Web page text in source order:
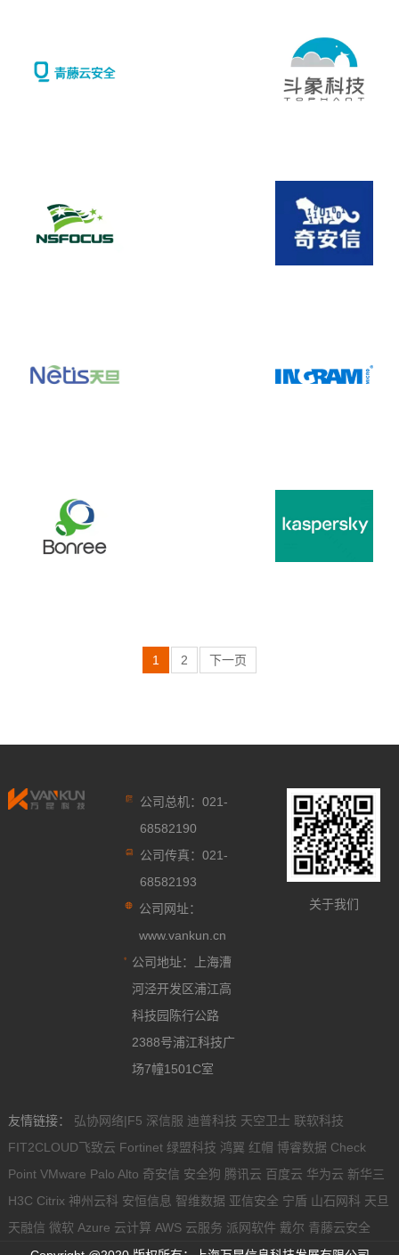
1 2 下一页
公司总机：021-
68582190
公司传真：021-
68582193
公司网址：
www.vankun.cn
公司地址：上海漕
河泾开发区浦江高
科技园陈行公路
2388号浦江科技广
场7幢1501C室
关于我们
友情链接： 弘协网络|F5 深信服 迪普科技 天空卫士 联软科技
FIT2CLOUD飞致云 Fortinet 绿盟科技 鸿翼 红帽 博睿数据 Check
Point VMware Palo Alto 奇安信 安全狗 腾讯云 百度云 华为云 新华三
H3C Citrix 神州云科 安恒信息 智维数据 亚信安全 宁盾 山石网科 天旦
天融信 微软 Azure 云计算 AWS 云服务 派网软件 戴尔 青藤云安全